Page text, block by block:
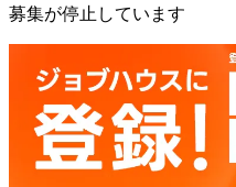
募集が停止しています